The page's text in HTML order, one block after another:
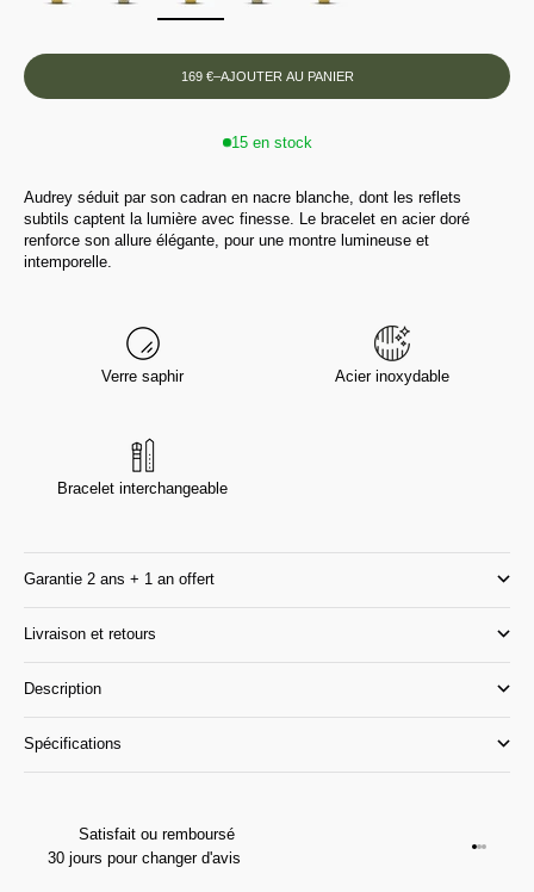
169 €–AJOUTER AU PANIER
15 en stock
Audrey séduit par son cadran en nacre blanche, dont les reflets
subtils captent la lumière avec finesse. Le bracelet en acier doré
renforce son allure élégante, pour une montre lumineuse et
intemporelle.
Verre saphir Acier inoxydable
Bracelet interchangeable
Garantie 2 ans + 1 an offert
Livraison et retours
Description
Spécifications
Satisfait ou remboursé
30 jours pour changer d'avis
Aller à
Aller à
Aller à